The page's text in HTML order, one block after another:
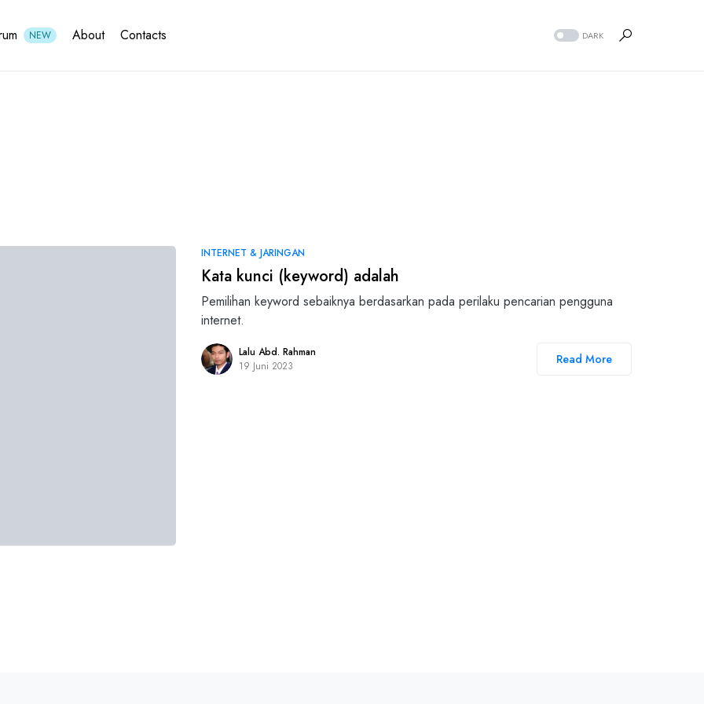
NEW About Contacts DARK
INTERNET & JARINGAN
Kata kunci (keyword) adalah
Pemilihan keyword sebaiknya berdasarkan pada perilaku pencarian pengguna
internet.
Lalu Abd. Rahman
19 Juni 2023
Read More